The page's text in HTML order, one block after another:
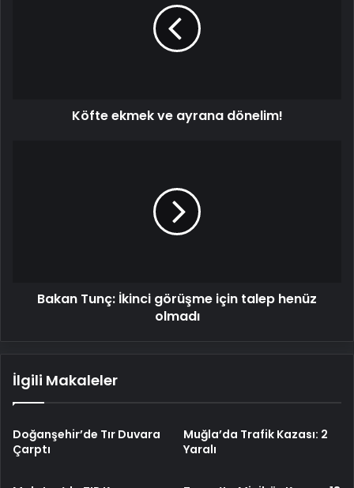
Köfte ekmek ve ayrana dönelim!
Bakan Tunç: İkinci görüşme için talep henüz
olmadı
İlgili Makaleler
Doğanşehir’de Tır Duvara
Çarptı
Muğla’da Trafik Kazası: 2
Yaralı